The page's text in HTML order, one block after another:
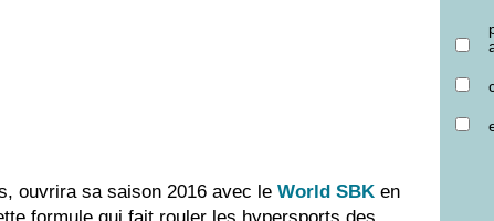
ouvrira sa saison 2016 avec le World SBK en